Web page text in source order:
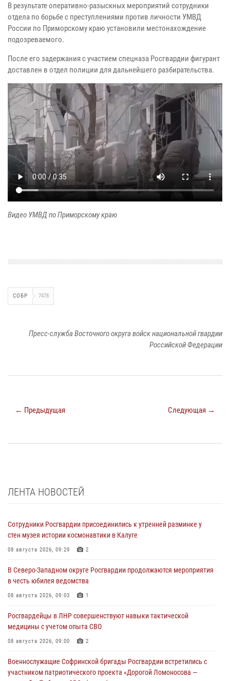
В результате оперативно-разыскных мероприятий сотрудники
отдела по борьбе с преступлениями против личности УМВД
России по Приморскому краю установили местонахождение
подозреваемого.
После его задержания с участием спецназа Росгвардии фигурант
доставлен в отдел полиции для дальнейшего разбирательства.
Видео УМВД по Приморскому краю
СОБР 7478
Пресс-служба Восточного округа войск национальной гвардии
Российской Федерации
← Предыдущая Следующая →
ЛЕНТА НОВОСТЕЙ
Сотрудники Росгвардии присоединились к утренней разминке у
стен музея истории космонавтики в Калуге
08 августа 2026, 09:29 2
В Северо-Западном округе Росгвардии продолжаются мероприятия
в честь юбилея ведомства
08 августа 2026, 09:03 1
Росгвардейцы в ЛНР совершенствуют навыки тактической
медицины с учетом опыта СВО
08 августа 2026, 09:00 2
Военнослужащие Софринской бригады Росгвардии встретились с
участником патриотического проекта «Дорогой Ломоносова —